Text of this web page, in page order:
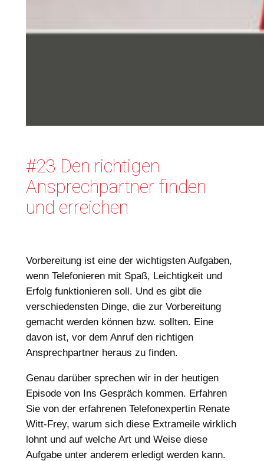
#23 Den richtigen
Ansprechpartner finden
und erreichen
Vorbereitung ist eine der wichtigsten Aufgaben,
wenn Telefonieren mit Spaß, Leichtigkeit und
Erfolg funktionieren soll. Und es gibt die
verschiedensten Dinge, die zur Vorbereitung
gemacht werden können bzw. sollten. Eine
davon ist, vor dem Anruf den richtigen
Ansprechpartner heraus zu finden.
Genau darüber sprechen wir in der heutigen
Episode von Ins Gespräch kommen. Erfahren
Sie von der erfahrenen Telefonexpertin Renate
Witt-Frey, warum sich diese Extrameile wirklich
lohnt und auf welche Art und Weise diese
Aufgabe unter anderem erledigt werden kann.